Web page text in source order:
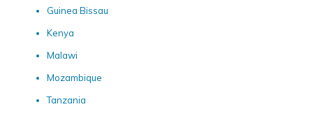
Guinea Bissau
Kenya
Malawi
Mozambique
Tanzania